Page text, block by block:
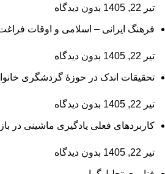
تیر 22, 1405 بدون دیدگاه
فرهنگ ایرانی – اسلامی و اوقات
تیر 22, 1405 بدون دیدگاه
تحقیقات اندک در حوزۀ گردشگری
تیر 22, 1405 بدون دیدگاه
کاربردهای فعلی یادگیری ماشینی در
تیر 22, 1405 بدون دیدگاه